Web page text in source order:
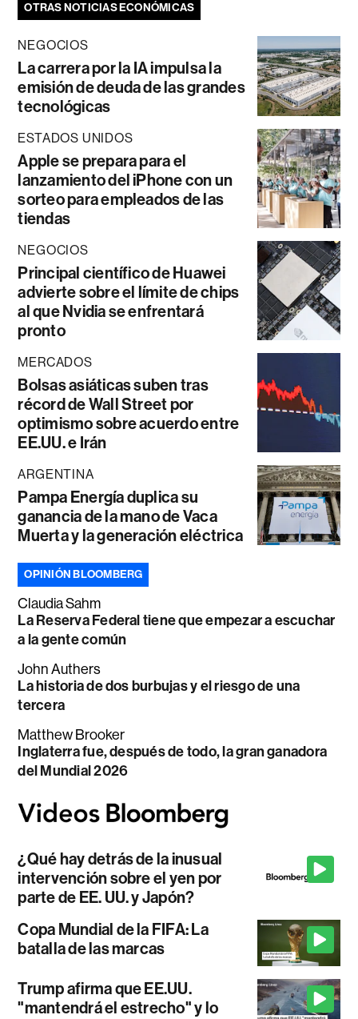
OTRAS NOTICIAS ECONÓMICAS
NEGOCIOS
La carrera por la IA impulsa la
emisión de deuda de las grandes
tecnológicas
ESTADOS UNIDOS
Apple se prepara para el
lanzamiento del iPhone con un
sorteo para empleados de las
tiendas
NEGOCIOS
Principal científico de Huawei
advierte sobre el límite de chips
al que Nvidia se enfrentará
pronto
MERCADOS
Bolsas asiáticas suben tras
récord de Wall Street por
optimismo sobre acuerdo entre
EE.UU. e Irán
ARGENTINA
Pampa Energía duplica su
ganancia de la mano de Vaca
Muerta y la generación eléctrica
OPINIÓN BLOOMBERG
Claudia Sahm
La Reserva Federal tiene que empezar a escuchar
a la gente común
John Authers
La historia de dos burbujas y el riesgo de una
tercera
Matthew Brooker
Inglaterra fue, después de todo, la gran ganadora
del Mundial 2026
¿Qué hay detrás de la inusual
intervención sobre el yen por
parte de EE. UU. y Japón?
Copa Mundial de la FIFA: La
batalla de las marcas
Trump afirma que EE.UU.
"mantendrá el estrecho" y lo